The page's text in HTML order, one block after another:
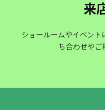
来
ショールームやイベント
ち合わせやご